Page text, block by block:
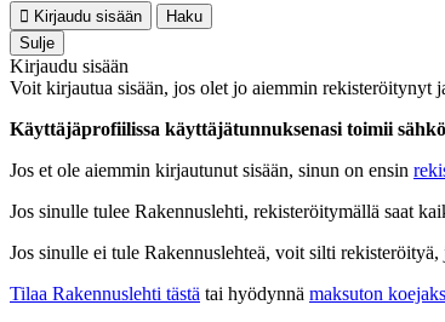
Kirjaudu sisään
Haku
Sulje
Kirjaudu sisään
Voit kirjautua sisään, jos olet jo aiemmin rekisteröitynyt
Käyttäjäprofiilissa käyttäjätunnuksenasi toimii
Jos et ole aiemmin kirjautunut sisään, sinun on ensin
Jos sinulle tulee Rakennuslehti, rekisteröitymällä saat
Jos sinulle ei tule Rakennuslehteä, voit silti
Tilaa Rakennuslehti tästä tai hyödynnä maksuton